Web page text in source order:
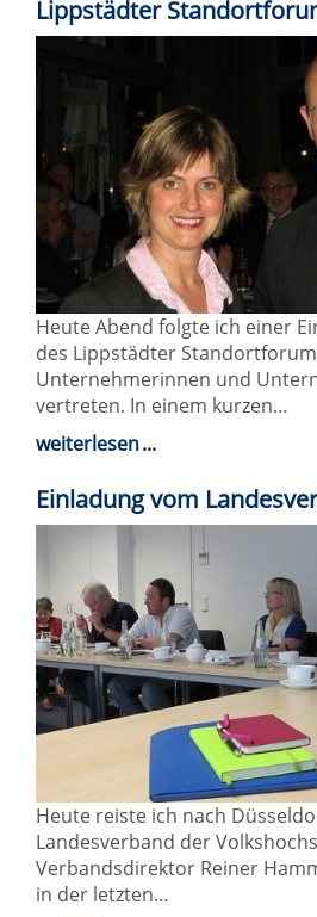
Lippstädter
Heute Abend folgte ich einer
des Lippstädter Standortforum
Unternehmerinnen und
vertreten. In einem kurzen…
weiterlesen
Einladung vom
Heute reiste ich nach
Landesverband der
Verbandsdirektor Reiner
in der letzten…